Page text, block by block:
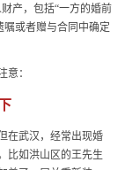
产，包括“一方的婚前
嘱或者赠与合同中确定
意：
在武汉，经常出现婚
比如洪山区的王先生